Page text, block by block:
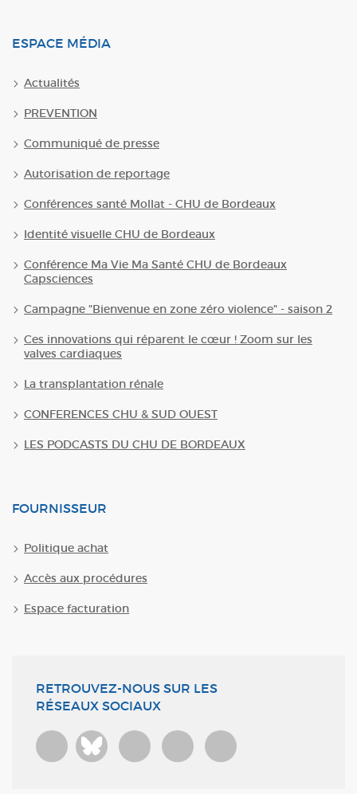
ESPACE MÉDIA
Actualités
PREVENTION
Communiqué de presse
Autorisation de reportage
Conférences santé Mollat - CHU de Bordeaux
Identité visuelle CHU de Bordeaux
Conférence Ma Vie Ma Santé CHU de Bordeaux
Capsciences
Campagne "Bienvenue en zone zéro violence" - saison 2
Ces innovations qui réparent le cœur ! Zoom sur les
valves cardiaques
La transplantation rénale
CONFERENCES CHU & SUD OUEST
LES PODCASTS DU CHU DE BORDEAUX
FOURNISSEUR
Politique achat
Accès aux procédures
Espace facturation
RETROUVEZ-NOUS SUR LES
RÉSEAUX SOCIAUX
Bluesky